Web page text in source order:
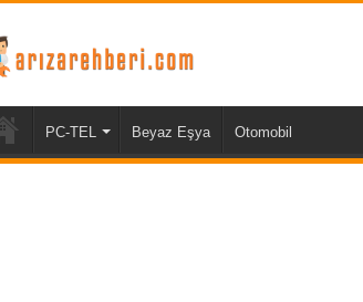
PC-TEL Beyaz Eşya Otomobil